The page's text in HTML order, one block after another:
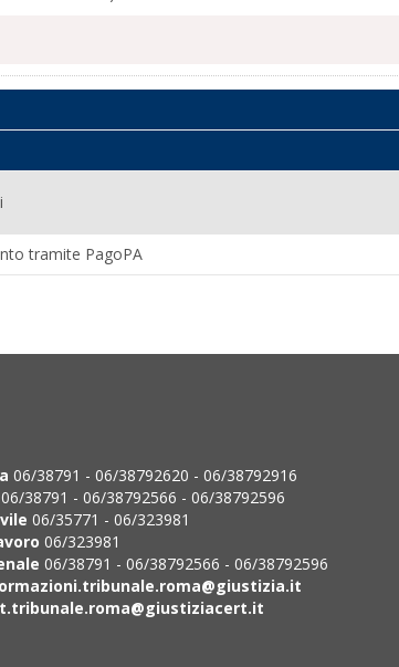
tramite PagoPA
06/38791 - 06/38792620 - 06/38792916
06/38791 - 06/38792566 - 06/38792596
06/35771 - 06/323981
06/323981
06/38791 - 06/38792566 - 06/38792596